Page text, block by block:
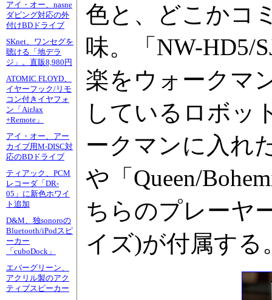
アイ・オー、nasne
ダビング対応の外
付けBDドライブ
SKnet、ワンセグを
聴ける「地デラ
ジ」。直販8,980円
ATOMIC FLOYD、
イヤーフック/リモ
コン付きイヤフォ
ン「AirJax
+Remote」
アイ・オー、アー
カイブ用M-DISC対
応のBDドライブ
ティアック、PCM
レコーダ「DR-
05」に新色ホワイ
ト追加
D&M、独sonoroの
Bluetooth/iPodスピ
ーカー
「cuboDock」
エバーグリーン、
アクリル製のアク
ティブスピーカー
色と、どこかコ
味。「NW-HD5/
楽をウォークマ
しているロボッ
ークマンに入れ
や「Queen/
ちらのプレーヤ
イズ)が付属する